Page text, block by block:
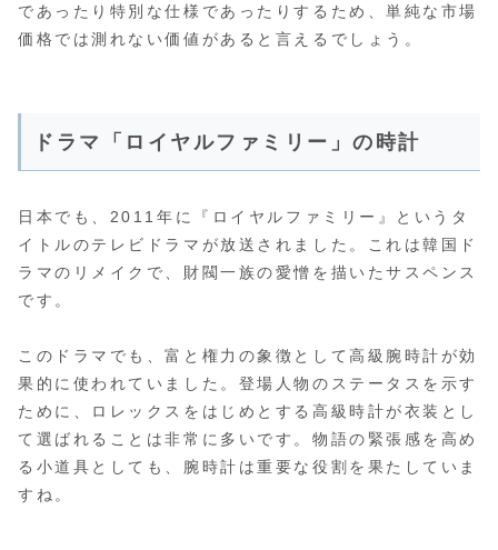
であったり特別な仕様であったりするため、単純な市場
価格では測れない価値があると言えるでしょう。
ドラマ「ロイヤルファミリー」の時計
日本でも、2011年に『ロイヤルファミリー』というタ
イトルのテレビドラマが放送されました。これは韓国ド
ラマのリメイクで、財閥一族の愛憎を描いたサスペンス
です。
このドラマでも、富と権力の象徴として高級腕時計が効
果的に使われていました。登場人物のステータスを示す
ために、ロレックスをはじめとする高級時計が衣装とし
て選ばれることは非常に多いです。物語の緊張感を高め
る小道具としても、腕時計は重要な役割を果たしていま
すね。